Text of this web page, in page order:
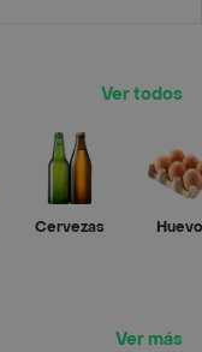
Ver todos
Cervezas
Ver más